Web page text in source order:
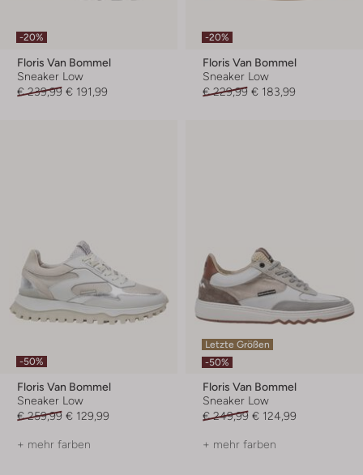
-20%
Floris Van Bommel
Sneaker Low
€ 239,99 € 191,99
-20%
Floris Van Bommel
Sneaker Low
€ 229,99 € 183,99
-50%
Floris Van Bommel
Sneaker Low
€ 259,99 € 129,99
+ mehr farben
Letzte Größen
-50%
Floris Van Bommel
Sneaker Low
€ 249,99 € 124,99
+ mehr farben